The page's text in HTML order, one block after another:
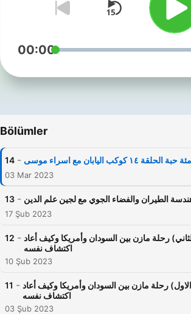
00:00
Bölümler
14 - كوكب اليابان مع اسراء موسى
03 Mar 2023
13 -
17 Şub 2023
12 - الحلقة ١٢ (الجزء الثاني) رحلة مازن بين السودان وأمريكا وكيف أعاد
اكتشاف نفسه
10 Şub 2023
11 - حبة الحلقة ١١ (الجزء الاول) رحلة مازن بين السودان وأمريكا وكيف أعاد
اكتشاف نفسه
03 Şub 2023